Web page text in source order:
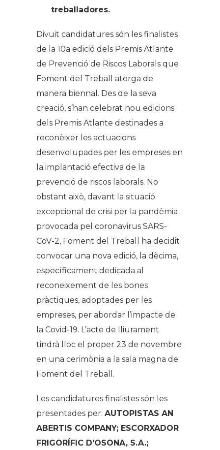
treballadores.
Divuit candidatures són les finalistes
de la 10a edició dels Premis Atlante
de Prevenció de Riscos Laborals que
Foment del Treball atorga de
manera biennal. Des de la seva
creació, s’han celebrat nou edicions
dels Premis Atlante destinades a
reconèixer les actuacions
desenvolupades per les empreses en
la implantació efectiva de la
prevenció de riscos laborals. No
obstant això, davant la situació
excepcional de crisi per la pandèmia
provocada pel coronavirus SARS-
CoV-2, Foment del Treball ha decidit
convocar una nova edició, la dècima,
específicament dedicada al
reconeixement de les bones
pràctiques, adoptades per les
empreses, per abordar l’impacte de
la Covid-19. L’acte de lliurament
tindrà lloc el proper 23 de novembre
en una cerimònia a la sala magna de
Foment del Treball.
Les candidatures finalistes són les
presentades per: AUTOPISTAS AN
ABERTIS COMPANY; ESCORXADOR
FRIGORÍFIC D’OSONA, S.A.;